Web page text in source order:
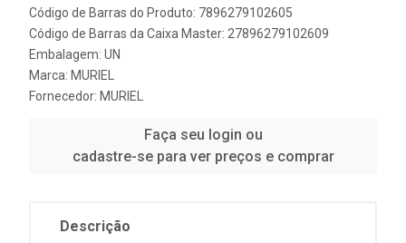
Código de Barras do Produto: 7896279102605
Código de Barras da Caixa Master: 27896279102609
Embalagem: UN
Marca: MURIEL
Fornecedor: MURIEL
Faça seu login ou
cadastre-se para ver preços e comprar
Descrição